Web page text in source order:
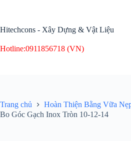
Hitechcons - Xây Dựng & Vật Liệu
Hotline:0911856718 (VN)
Trang chủ
Hoàn Thiện Bằng Vữa
Bo Góc Gạch Inox Tròn 10-12-14